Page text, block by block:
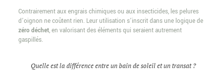
Contrairement aux engrais chimiques ou aux insecticides, les pelures
d’oignon ne coûtent rien. Leur utilisation s’inscrit dans une logique de
zéro déchet, en valorisant des éléments qui seraient autrement
gaspillés.
Quelle est la différence entre un bain de soleil et un transat ?